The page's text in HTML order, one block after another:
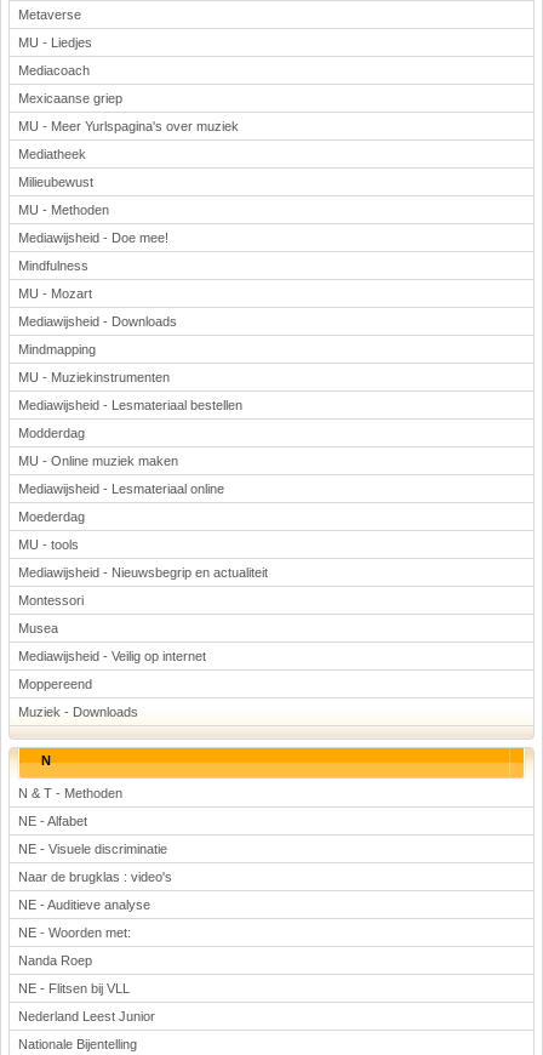
Metaverse
MU - Liedjes
Mediacoach
Mexicaanse griep
MU - Meer Yurlspagina's over muziek
Mediatheek
Milieubewust
MU - Methoden
Mediawijsheid - Doe mee!
Mindfulness
MU - Mozart
Mediawijsheid - Downloads
Mindmapping
MU - Muziekinstrumenten
Mediawijsheid - Lesmateriaal bestellen
Modderdag
MU - Online muziek maken
Mediawijsheid - Lesmateriaal online
Moederdag
MU - tools
Mediawijsheid - Nieuwsbegrip en actualiteit
Montessori
Musea
Mediawijsheid - Veilig op internet
Moppereend
Muziek - Downloads
N
N & T - Methoden
NE - Alfabet
NE - Visuele discriminatie
Naar de brugklas : video's
NE - Auditieve analyse
NE - Woorden met:
Nanda Roep
NE - Flitsen bij VLL
Nederland Leest Junior
Nationale Bijentelling